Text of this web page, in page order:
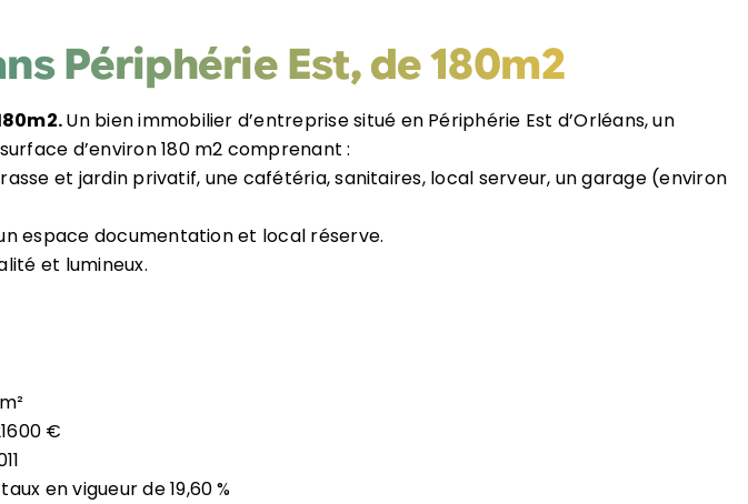
Périphérie Est, de 180m2
Un bien immobilier d’entreprise situé en Périphérie Est d’Orléans, un
d’environ 180 m2 comprenant :
et jardin privatif, une cafétéria, sanitaires, local serveur, un garage (environ
espace documentation et local réserve.
et lumineux.
€
en vigueur de 19,60 %